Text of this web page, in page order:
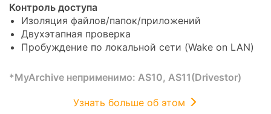
Контроль доступа
Изоляция файлов/папок/приложений
Двухэтапная проверка
Пробуждение по локальной сети (Wake on LAN)
*MyArchive неприменимо: AS10, AS11(Drivestor)
Узнать больше об этом